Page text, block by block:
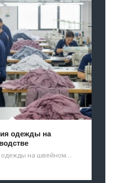
одежды на
одежды на швейном…